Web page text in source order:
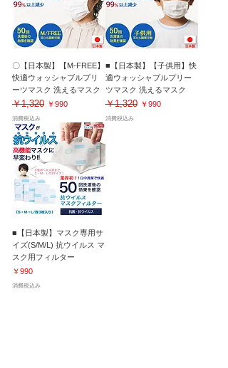
〇【日本製】【M-FREE】
快適ウォッシャブルプリ
ーツマスク 洗えるマスク
通常価格
￥1,320 セール価格
￥990
消費税込み
■【日本製】【子供用】快
適ウォッシャブルプリー
ツマスク 洗えるマスク
通常価格
￥1,320 セール価格
￥990
消費税込み
■【日本製】マスク専用サ
イズ(S/M/L) 抗ウイルス マ
スク用フィルター
価格
￥990
消費税込み